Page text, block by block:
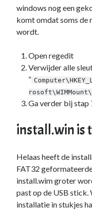
windows nog een
komt omdat soms
wordt.
Open regedit
Verwijder alle
“
Ga verder bij stap
install.win is
Helaas heeft de
FAT32
install.wim groter
past op de USB stick.
installatie in stukjes